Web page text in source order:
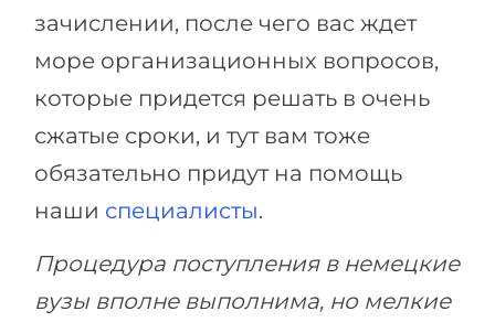
зачислении, после чего вас ждет
море организационных вопросов,
которые придется решать в очень
сжатые сроки, и тут вам тоже
обязательно придут на помощь
наши специалисты.
Процедура поступления в немецкие
вузы вполне выполнима, но мелкие